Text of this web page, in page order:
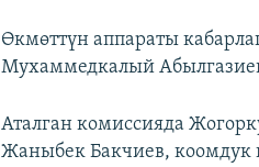
Өкмөттүн аппараты
Мухаммедкалый
Аталган комиссияда
Жаныбек Бакчиев,